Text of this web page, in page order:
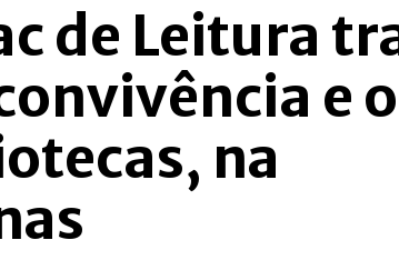
de Leitura
e
na